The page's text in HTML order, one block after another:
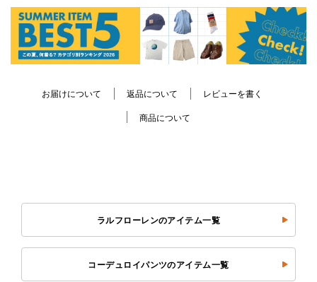
お届けについて 返品について レビューを書く
商品について
ラルフローレンのアイテム一覧
コーデュロイパンツのアイテム一覧